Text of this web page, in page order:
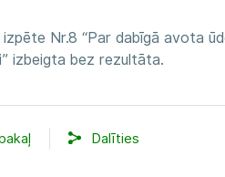
izpēte Nr.8 “Par dabīgā avota
izbeigta bez rezultāta.
Dalīties